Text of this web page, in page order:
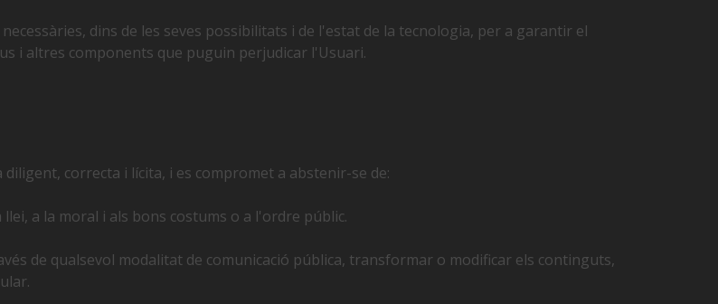
dins de les seves possibilitats i de l'estat de la tecnologia, per a garantir el
i altres components que puguin perjudicar l'Usuari.
correcta i lícita, i es compromet a abstenir-se de:
a la moral i als bons costums o a l'ordre públic.
de qualsevol modalitat de comunicació pública, transformar o modificar els continguts,